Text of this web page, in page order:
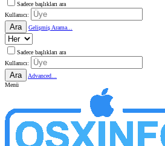
Sadece başlıkları ara
Kullanıcı:
Ara Gelişmiş Arama...
Sadece başlıkları ara
Kullanıcı:
Ara
Advanced...
Menü